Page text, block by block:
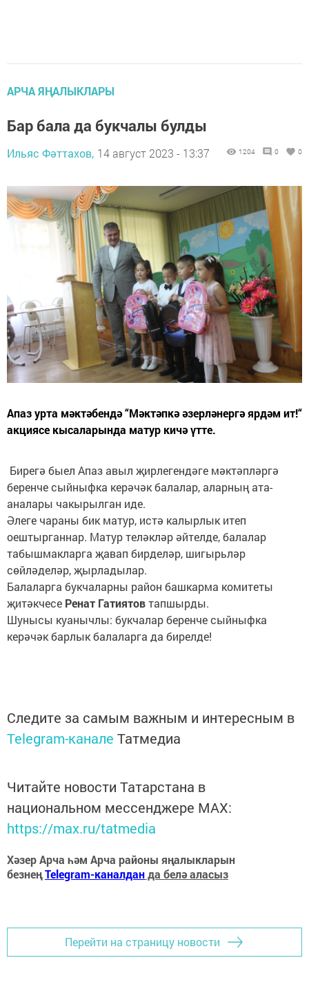
АРЧА ЯҢАЛЫКЛАРЫ
Бар бала да букчалы булды
Ильяс Фәттахов, 14 август 2023 - 13:37 1204 0 0
Апаз урта мәктәбендә “Мәктәпкә әзерләнергә ярдәм ит!“
акциясе кысаларында матур кичә үтте.
Бирегә быел Апаз авыл җирлегендәге мәктәпләргә
беренче сыйныфка керәчәк балалар, аларның ата-
аналары чакырылган иде.
Әлеге чараны бик матур, истә калырлык итеп
оештырганнар. Матур теләкләр әйтелде, балалар
табышмакларга җавап бирделәр, шигырьләр
сөйләделәр, җырладылар.
Балаларга букчаларны район башкарма комитеты
җитәкчесе Ренат Гатиятовтапшырды.
Шунысы куанычлы: букчалар беренче сыйныфка
керәчәк барлык балаларга да бирелде!
Следите за самым важным и интересным в
Telegram-канале Татмедиа
Читайте новости Татарстана в
национальном мессенджере MАХ:
https://max.ru/tatmedia
Хәзер Арча һәм Арча районы яңалыкларын
безнеңTelegram-каналданда белә аласыз
Перейти на страницу новости